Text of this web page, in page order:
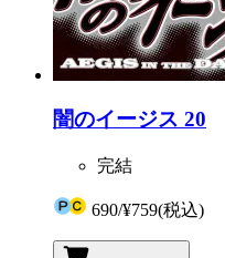
闇のイージス 20
完結
690/¥759(税込)